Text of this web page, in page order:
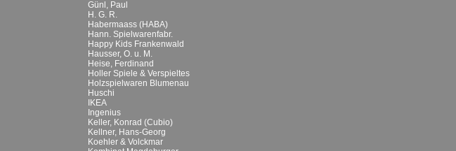
Günl, Paul
H. G. R.
Habermaass (HABA)
Hann. Spielwarenfabr.
Happy Kids Frankenwald
Hausser, O. u. M.
Heise, Ferdinand
Holler Spiele & Verspieltes
Holzspielwaren Blumenau
Huschi
IKEA
Ingenius
Keller, Konrad (Cubio)
Kellner, Hans-Georg
Koehler & Volckmar